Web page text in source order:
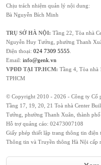
Chịu trách nhiệm quản lý nội dung:
Bà Nguyễn Bích Minh
TRỤ SỞ HÀ NỘI: Tầng 22, Tòa nhà
Nguyễn Huy Tưởng, phường Thanh
Điện thoại: 024 7309 5555
Email: info@genk.vn
VPĐD TẠI TP.HCM: Tầng 4, Tòa nhà
TPHCM
© Copyright 2010 - 2026 - Công ty Cổ
Tầng 17, 19, 20, 21 Toà nhà Center
Tưởng, phường Thanh Xuân, thành
Hỗ trợ quảng cáo: 02473007108
Giấy phép thiết lập trang thông tin
Thông tin và Truyền thông Hà Nội cấp